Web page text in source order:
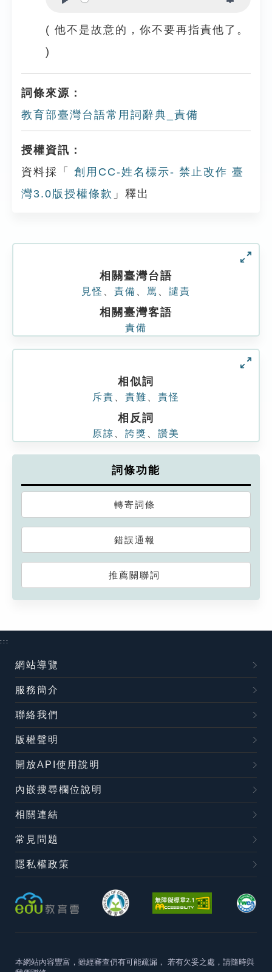
( 他不是故意的，你不要再指責他了。
)
詞條來源：
教育部臺灣台語常用詞辭典_責備
授權資訊：
資料採「
創用CC-姓名標示- 禁止改作 臺
灣3.0版授權條款 」釋出
相關臺灣台語
見怪 責備 罵 譴責
相關臺灣客語
責備
相似詞
斥責 責難 責怪
相反詞
原諒 誇獎 讚美
詞條功能
轉寄詞條
錯誤通報
推薦關聯詞
:::
網站導覽
服務簡介
聯絡我們
版權聲明
開放API使用說明
內嵌搜尋欄位說明
相關連結
常見問題
隱私權政策
本網站內容豐富，雖經審查仍有可能疏漏， 若有欠妥之處，請隨時與